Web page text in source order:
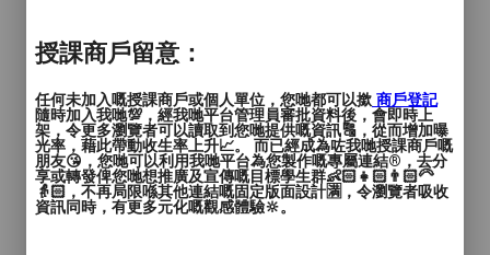
授課商戶留意：
任何未加入嘅授課商戶或個人單位，您哋都可以撳 商戶登記
隨時加入我哋💯，經我哋平台管理員審批資料後，會即時上
架，令更多瀏覽者可以讀取到您哋提供嘅資訊🔠，從而增加曝
光率，藉此帶動收生率上升📈。 而已經成為咗我哋授課商戶嘅
朋友😘，您哋可以利用我哋平台為您製作嘅專屬連結®️，去分
享或轉發俾您哋想推廣及宣傳嘅目標學生群👶🏻👧🏻👨🏻‍🦳
👵🏻，不再局限喺其他連結嘅固定版面設計🈵，令瀏覽者吸收
資訊同時，有更多元化嘅觀感體驗🔆。